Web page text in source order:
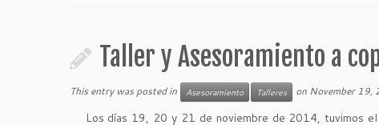
Taller y Asesoramiento a
This entry was posted in Asesoramiento Talleres on November 19,
Los días 19, 20 y 21 de noviembre de 2014, tuvimos el